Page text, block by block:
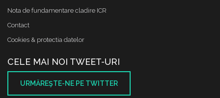
Nota de fundamentare cladire ICR
Contact
Cookies & protectia datelor
CELE MAI NOI TWEET-URI
URMĂREŞTE-NE PE TWITTER